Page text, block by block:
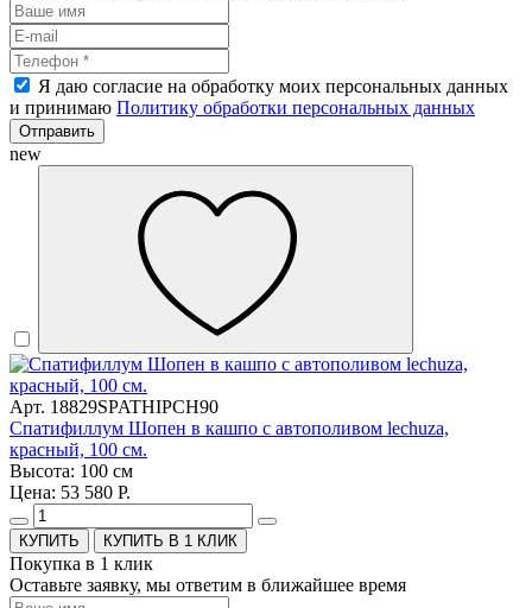
Я даю согласие на обработку моих персональных данных
и принимаю Политику обработки персональных данных
Отправить
new
Арт. 18829SPATHIPCH90
Спатифиллум Шопен в кашпо с автополивом lechuza,
красный, 100 см.
Высота: 100 см
Цена: 53 580 Р.
КУПИТЬ В 1 КЛИК
Покупка в 1 клик
Оставьте заявку, мы ответим в ближайшее время